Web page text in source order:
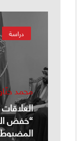
دراسة
محمد
“خفض